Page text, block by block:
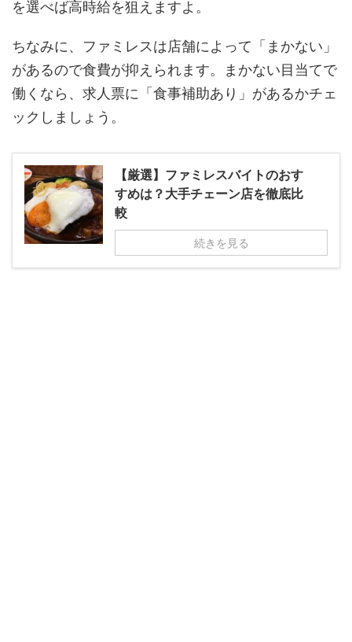
を選べば高時給を狙えますよ。
ちなみに、ファミレスは店舗によって「まかない」
があるので食費が抑えられます。まかない目当てで
働くなら、求人票に「食事補助あり」があるかチェ
ックしましょう。
【厳選】ファミレスバイトのおす
すめは？大手チェーン店を徹底比
較
続きを見る